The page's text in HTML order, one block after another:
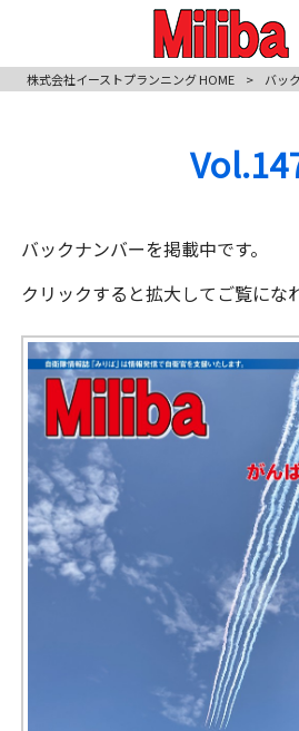
株式会社イーストプランニング HOME
> バッ
バックナンバーを掲載中です。
クリックすると拡大してご覧にな